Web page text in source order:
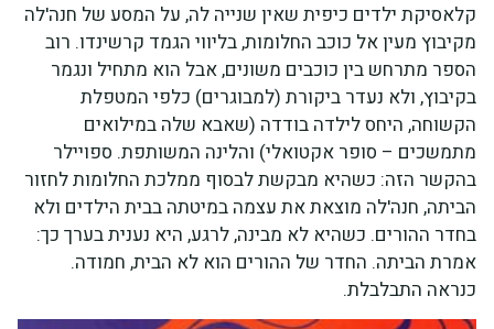
קלאסיקת ילדים כיפית שאין שנייה לה, על המסע של חנה'לה
מקיבוץ מעין אל כוכב החלומות, בליווי הגמד קרשינדו. רוב
הספר מתרחש בין כוכבים משונים, אבל הוא מתחיל ונגמר
בקיבוץ, ולא נעדר ביקורת (למבוגרים) כלפי המטפלת
הקשוחה, היחס לילדה בודדה (שאבא שלה במילואים
מתמשכים – סופר אקטואלי) והלינה המשותפת. ספויילר
בהקשר הזה: כשהיא מבקשת לבסוף ממלכת החלומות לחזור
הביתה, חנה'לה מוצאת את עצמה במיטתה בבית הילדים ולא
בחדר ההורים. כשהיא לא מבינה, לרגע, היא נענית בערך כך:
אמרת הביתה. החדר של ההורים הוא לא הבית, חמודה.
כנראה התבלבלת.